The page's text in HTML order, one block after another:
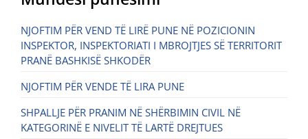
NJOFTIM PËR VEND TË LIRË PUNE NË POZICIONIN
INSPEKTOR, INSPEKTORIATI I MBROJTJES SË TERRITORIT
PRANË BASHKISË SHKODËR
NJOFTIM PËR VENDE TË LIRA PUNE
SHPALLJE PËR PRANIM NË SHËRBIMIN CIVIL NË
KATEGORINË E NIVELIT TË LARTË DREJTUES